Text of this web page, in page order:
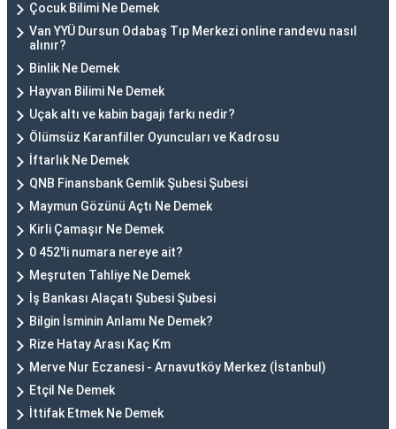
Çocuk Bilimi Ne Demek
Van YYÜ Dursun Odabaş Tıp Merkezi online randevu nasıl
alınır?
Binlik Ne Demek
Hayvan Bilimi Ne Demek
Uçak altı ve kabin bagajı farkı nedir?
Ölümsüz Karanfiller Oyuncuları ve Kadrosu
İftarlık Ne Demek
QNB Finansbank Gemlik Şubesi Şubesi
Maymun Gözünü Açtı Ne Demek
Kirli Çamaşır Ne Demek
0 452'li numara nereye ait?
Meşruten Tahliye Ne Demek
İş Bankası Alaçatı Şubesi Şubesi
Bilgin İsminin Anlamı Ne Demek?
Rize Hatay Arası Kaç Km
Merve Nur Eczanesi - Arnavutköy Merkez (İstanbul)
Etçil Ne Demek
İttifak Etmek Ne Demek